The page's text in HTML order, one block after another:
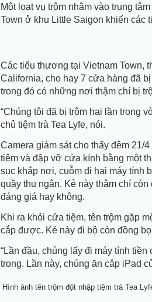
Một loạt vụ trộm nhằm vào trung
Town ở khu Little Saigon khiến các
Các tiểu thương tại Vietnam Town,
California, cho hay 7 cửa hàng đã
trong đó có những nơi thậm chí bị
“Chúng tôi đã bị trộm hai lần trong
chủ tiệm trà Tea Lyfe, nói.
Camera giám sát cho thấy đêm 21/
tiệm và đập vỡ cửa kính bằng một
sục khắp nơi, cuỗm đi hai máy tính
quầy thu ngân. Kẻ này thậm chí
đáng giá hay không.
Khi ra khỏi cửa tiệm, tên trộm gặp
cắp được. Kẻ này đi bộ còn đồng
“Lần đầu, chúng lấy đi máy tính
trong. Lần này, chúng ăn cắp iPad
Hình ảnh tên trộm đột nhập tiệm trà Tea